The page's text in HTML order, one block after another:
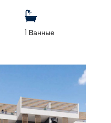
1 Ванные